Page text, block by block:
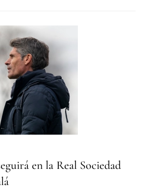
en la Real Sociedad